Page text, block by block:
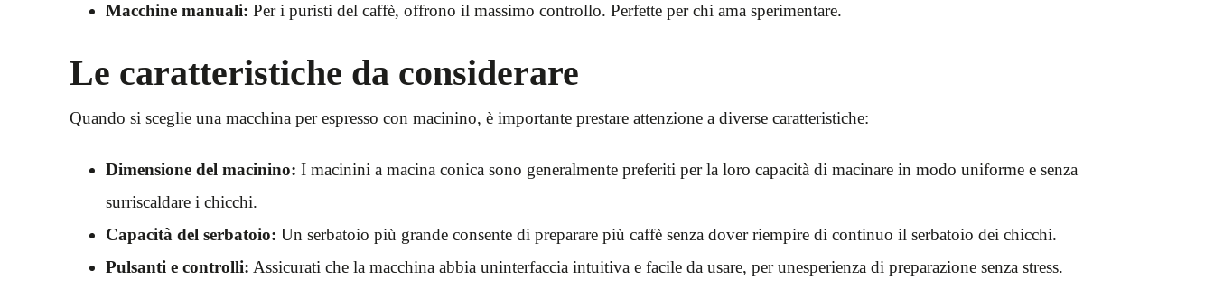
Macchine manuali: Per i puristi del caffè, offrono il massimo controllo. Perfette per chi ama sperimentare.
Le caratteristiche da considerare
Quando si sceglie una macchina per espresso con macinino, è importante prestare attenzione a diverse caratteristiche:
Dimensione del macinino: I macinini a macina conica sono generalmente preferiti per la loro capacità di macinare in modo uniforme e senza
surriscaldare i chicchi.
Capacità del serbatoio: Un serbatoio più grande consente di preparare più caffè senza dover riempire di continuo il serbatoio dei chicchi.
Pulsanti e controlli: Assicurati che la macchina abbia uninterfaccia intuitiva e facile da usare, per unesperienza di preparazione senza stress.